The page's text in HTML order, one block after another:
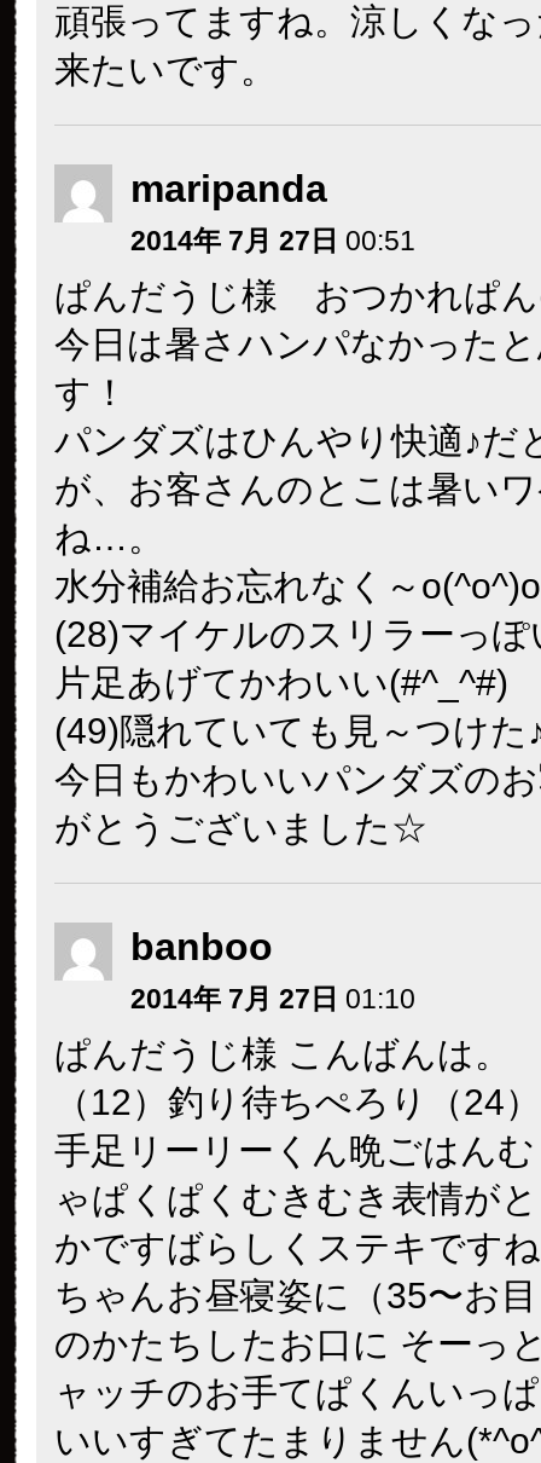
頑張ってますね。涼しくな
来たいです。
maripanda
2014年 7月 27日 00:51
ぱんだうじ様 おつかれぱん
今日は暑さハンパなかった
す！
パンダズはひんやり快適♪だ
が、お客さんのとこは暑い
ね…。
水分補給お忘れなく～o(^o^)o
(28)マイケルのスリラーっ
片足あげてかわいい(#^_^#)
(49)隠れていても見～つけた
今日もかわいいパンダズの
がとうございました☆
banboo
2014年 7月 27日 01:10
ぱんだうじ様 こんばんは。
（12）釣り待ちぺろり（24
手足リーリーくん晩ごはん
ゃぱくぱくむきむき表情が
かですばらしくステキです
ちゃんお昼寝姿に（35〜お
のかたちしたお口に そーっ
ャッチのお手てぱくんいっ
いいすぎてたまりません